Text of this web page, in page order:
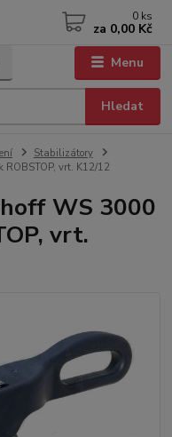
Menu
Hledat
0 ks
za 0,00 Kč
Stabilizátory
vrt. K12/12
WS 3000
vrt.